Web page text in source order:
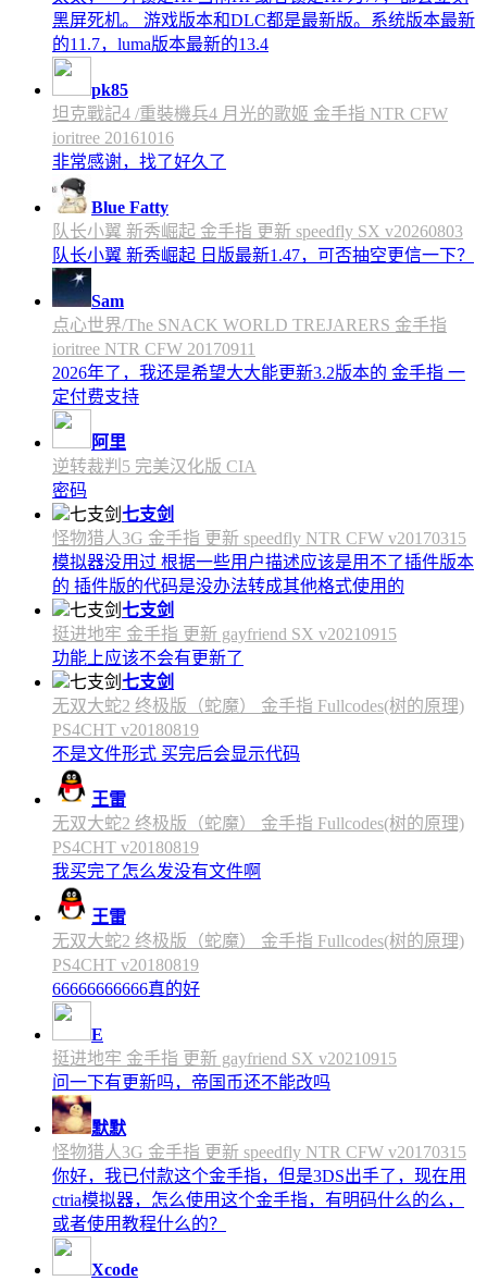
黑屏死机。 游戏版本和DLC都是最新版。系统版本最新
的11.7，luma版本最新的13.4
pk85
坦克戰記4 /重裝機兵4 月光的歌姬 金手指 NTR CFW
ioritree 20161016
非常感谢，找了好久了
Blue Fatty
队长小翼 新秀崛起 金手指 更新 speedfly SX v20260803
队长小翼 新秀崛起 日版最新1.47，可否抽空更信一下？
Sam
点心世界/The SNACK WORLD TREJARERS 金手指
ioritree NTR CFW 20170911
2026年了，我还是希望大大能更新3.2版本的 金手指 一
定付费支持
阿里
逆转裁判5 完美汉化版 CIA
密码
七支剑
怪物猎人3G 金手指 更新 speedfly NTR CFW v20170315
模拟器没用过 根据一些用户描述应该是用不了插件版本
的 插件版的代码是没办法转成其他格式使用的
七支剑
挺进地牢 金手指 更新 gayfriend SX v20210915
功能上应该不会有更新了
七支剑
无双大蛇2 终极版（蛇魔） 金手指 Fullcodes(树的原理)
PS4CHT v20180819
不是文件形式 买完后会显示代码
王雷
无双大蛇2 终极版（蛇魔） 金手指 Fullcodes(树的原理)
PS4CHT v20180819
我买完了怎么发没有文件啊
王雷
无双大蛇2 终极版（蛇魔） 金手指 Fullcodes(树的原理)
PS4CHT v20180819
66666666666真的好
E
挺进地牢 金手指 更新 gayfriend SX v20210915
问一下有更新吗，帝国币还不能改吗
默默
怪物猎人3G 金手指 更新 speedfly NTR CFW v20170315
你好，我已付款这个金手指，但是3DS出手了，现在用
ctria模拟器，怎么使用这个金手指，有明码什么的么，
或者使用教程什么的？
Xcode